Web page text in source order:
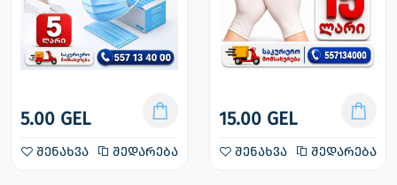
5.00 GEL
შენახვა შედარება
15.00 GEL
შენახვა შედარება